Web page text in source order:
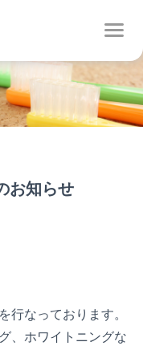
お知らせ
行なっております。
、ホワイトニングな